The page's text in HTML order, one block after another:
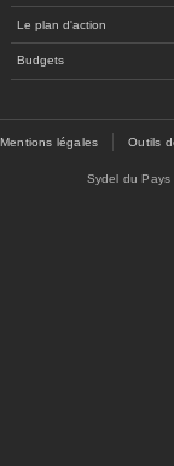
Le plan d'action
Budgets
Mentions légales Outils
Sydel du